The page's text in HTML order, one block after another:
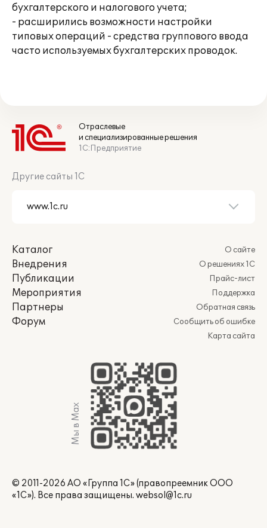
бухгалтерского и налогового учета;
- расширились возможности настройки
типовых операций - средства группового ввода
часто используемых бухгалтерских проводок.
Отраслевые
и специализированные решения
1С:Предприятие
Другие сайты 1С
Каталог
Внедрения
Публикации
Мероприятия
Партнеры
Форум
О сайте
О решениях 1С
Прайс-лист
Поддержка
Обратная связь
Сообщить об ошибке
Карта сайта
Мы в Max
© 2011-2026 АО «Группа 1С» (правопреемник ООО
«1С»). Все права защищены. websol@1c.ru